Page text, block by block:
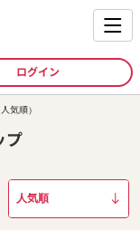
ログイン
気順）
プ